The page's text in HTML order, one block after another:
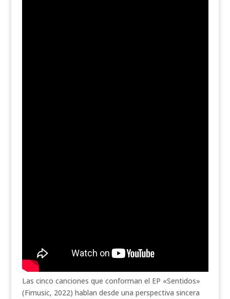
Las cinco canciones que conforman el EP «Sentidos»
(Fimusic, 2022) hablan desde una perspectiva sincera